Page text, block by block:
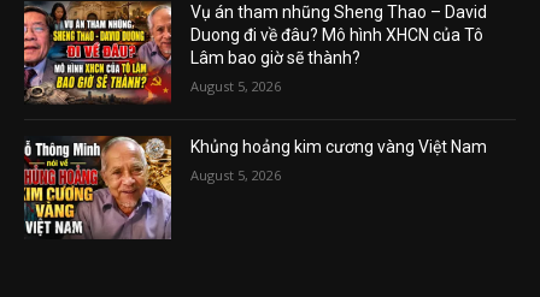
Vụ án tham nhũng Sheng Thao – David
Duong đi về đâu? Mô hình XHCN của Tô
Lâm bao giờ sẽ thành?
August 5, 2026
Khủng hoảng kim cương vàng Việt Nam
August 5, 2026